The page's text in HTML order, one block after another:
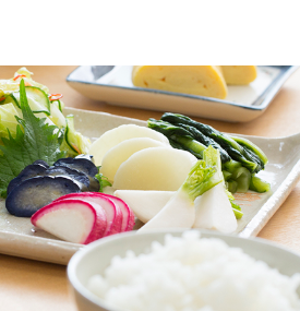
企業・採用情報 社会貢献 品質保証